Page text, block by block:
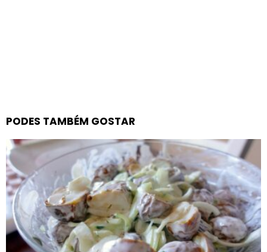
PODES TAMBÉM GOSTAR